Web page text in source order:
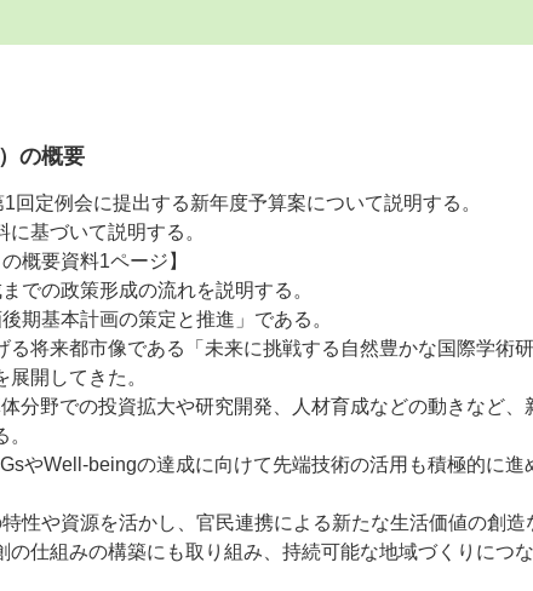
の概要
回定例会に提出する新年度予算案について説明する。
基づいて説明する。
概要資料1ページ】
での政策形成の流れを説明する。
期基本計画の策定と推進」である。
る将来都市像である「未来に挑戦する自然豊かな国際学術
開してきた。
分野での投資拡大や研究開発、人材育成などの動きなど、
やWell-beingの達成に向けて先端技術の活用も積極的に進
性や資源を活かし、官民連携による新たな生活価値の創造
の仕組みの構築にも取り組み、持続可能な地域づくりにつ